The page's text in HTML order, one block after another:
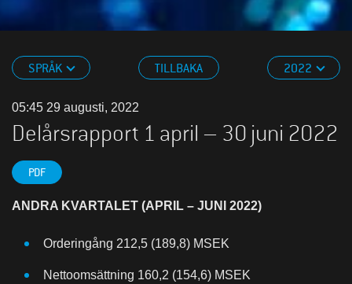
SPRÅK TILLBAKA 2022
05:45 29 augusti, 2022
Delårsrapport 1 april – 30 juni 2022
PDF
ANDRA KVARTALET (APRIL – JUNI 2022)
Orderingång 212,5 (189,8) MSEK
Nettoomsättning 160,2 (154,6) MSEK